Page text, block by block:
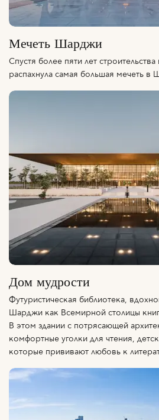
Мечеть Шарджи
Спустя более пяти лет
распахнула самая большая мечеть в
Дом мудрости
Футуристическая библиотека,
Шарджи как Всемирной столицы
В этом здании с потрясающей
комфортные уголки для чтения,
которые прививают любовь к